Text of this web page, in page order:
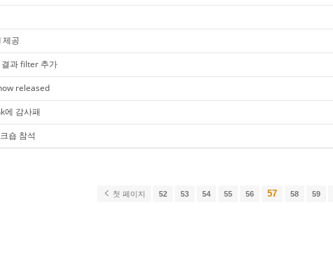
공
과 filter 추가
released
에 감사패
숍 참석
첫 페이지 52 53 54 55 56 57 58 59